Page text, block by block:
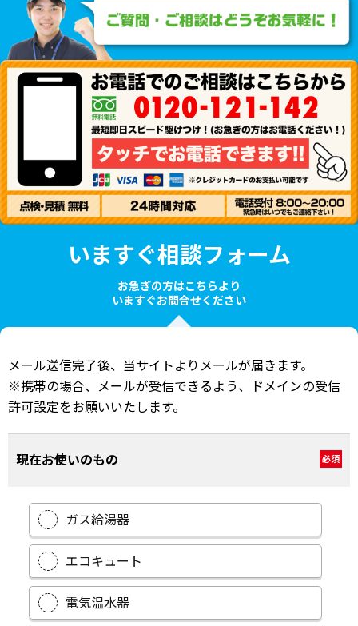
いますぐ相談フォーム
お急ぎの方はこちらより
いますぐお問合せください
メール送信完了後、当サイトよりメールが届きます。
※携帯の場合、メールが受信できるよう、ドメインの受信
許可設定をお願いいたします。
現在お使いのもの 必須
ガス給湯器
エコキュート
電気温水器